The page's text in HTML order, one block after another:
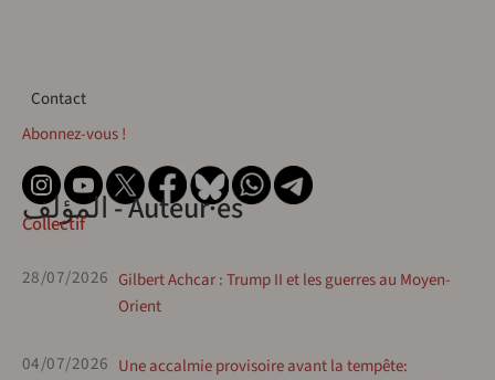
Contact
Contact
Abonnez-vous !
المؤلف - Auteur·es Collectif
28/07/2026 Gilbert Achcar : Trump II et les guerres au Moyen-
Orient
04/07/2026 Une accalmie provisoire avant la tempête: